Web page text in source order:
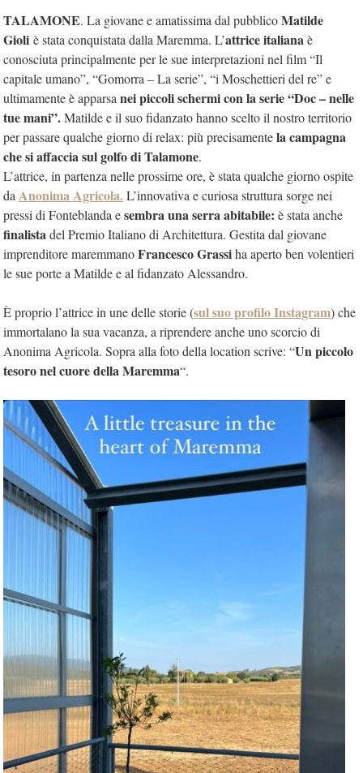
TALAMONE. La giovane e amatissima dal pubblicoMatilde
Gioli è stata conquistata dalla Maremma. L’attrice italianaè
conosciuta principalmente per le sue interpretazioni nel film “Il
capitale umano”, “Gomorra – La serie”, “i Moschettieri del re” e
ultimamente è apparsa nei piccoli schermi con la serie “Doc – nelle
tue mani”.Matilde e il suo fidanzato hanno scelto il nostro territorio
per passare qualche giorno di relax: più precisamentela campagna
che si affaccia sul golfo di Talamone.
L’attrice, in partenza nelle prossime ore, è stata qualche giorno ospite
da Anonima Agricola.L’innovativa e curiosa struttura sorge nei
pressi di Fonteblanda esembra una serra abitabile: è stata anche
finalistadel Premio Italiano di Architettura. Gestita dal giovane
imprenditore maremmanoFrancesco Grassiha aperto ben volentieri
le sue porte a Matilde e al fidanzato Alessandro.
È proprio l’attrice in une delle storie (sul suo profilo Instagram) che
immortalano la sua vacanza, a riprendere anche uno scorcio di
Anonima Agricola. Sopra alla foto della location scrive: “Un piccolo
tesoro nel cuore della Maremma“.